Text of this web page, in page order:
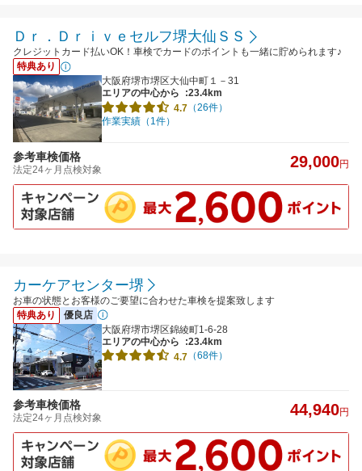
Ｄｒ．Ｄｒｉｖｅセルフ堺大仙ＳＳ
クレジットカード払いOK！車検でカードのポイントも一緒に貯められます♪
特典あり
大阪府堺市堺区大仙中町１－31
エリアの中心から
:23.4km
4.7 （26件）
作業実績（1件）
参考車検価格
法定24ヶ月点検対象 29,000円
カーケアセンター堺
お車の状態とお客様のご要望に合わせた車検を提案致します
特典あり
優良店
大阪府堺市堺区錦綾町1-6-28
エリアの中心から
:23.4km
4.7 （68件）
参考車検価格
法定24ヶ月点検対象 44,940円